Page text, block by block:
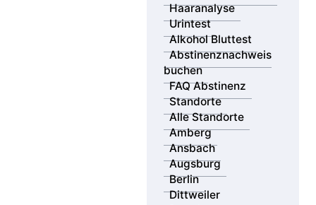
Haaranalyse
Urintest
Alkohol Bluttest
Abstinenznachweis
buchen
FAQ Abstinenz
Standorte
Alle Standorte
Amberg
Ansbach
Augsburg
Berlin
Dittweiler
Kostenloses Erstgespräch
Gaffer werden immer dreister
Aufmerksamkeit auf Kosten der Opfer
Rettungskräfte werden nun schon durch Gaffer
Die Bundesregierung reagiert auf Gaffer